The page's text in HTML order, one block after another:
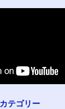
カテゴリー